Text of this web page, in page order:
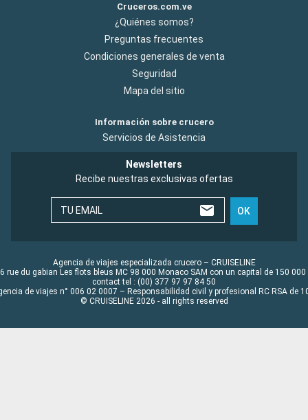
Cruceros.com.ve
¿Quiénes somos?
Preguntas frecuentes
Condiciones generales de venta
Seguridad
Mapa del sitio
Información sobre crucero
Servicios de Asistencia
Newsletters
Recibe nuestras exclusivas ofertas
TU EMAIL OK
Agencia de viajes especializada crucero – CRUISELINE
rue du gabian Les flots bleus MC 98 000 Monaco SAM con un capital de 150 000
contact tel : (00) 377 97 97 84 50
de viajes n° 006 02 0007 – Responsabilidad civil y profesional RC RSA de
© CRUISELINE 2026 - all rights reserved